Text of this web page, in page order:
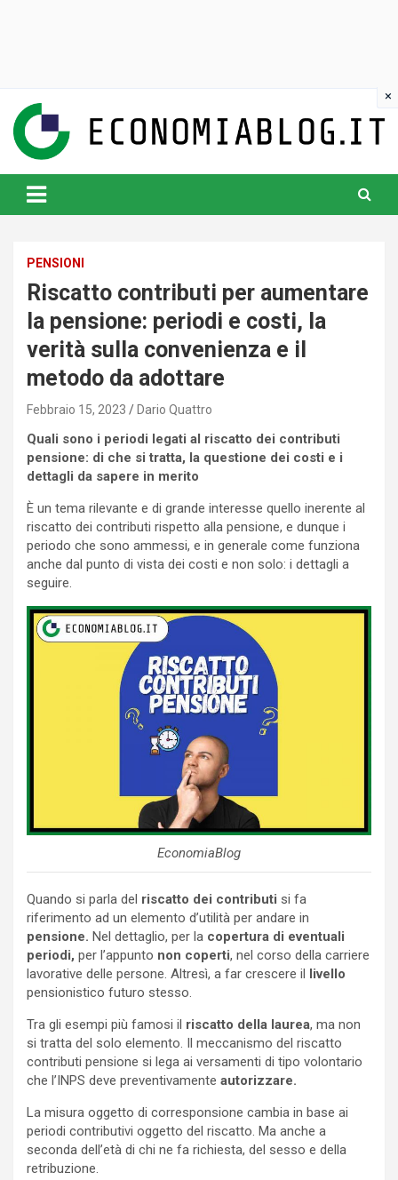
content
www.economiablog.it
PENSIONI
Riscatto contributi per aumentare
la pensione: periodi e costi, la
verità sulla convenienza e il
metodo da adottare
Febbraio 15, 2023 Dario Quattro
Quali sono i periodi legati al riscatto dei contributi
pensione: di che si tratta, la questione dei costi e i
dettagli da sapere in merito
È un tema rilevante e di grande interesse quello inerente al
riscatto dei contributi rispetto alla pensione, e dunque i
periodo che sono ammessi, e in generale come funziona
anche dal punto di vista dei costi e non solo: i dettagli a
seguire.
EconomiaBlog
Quando si parla del riscatto dei contributi si fa
riferimento ad un elemento d’utilità per andare in
pensione. Nel dettaglio, per la copertura di eventuali
periodi, per l’appunto non coperti, nel corso della carriere
lavorative delle persone. Altresì, a far crescere il livello
pensionistico futuro stesso.
Tra gli esempi più famosi il riscatto della laurea, ma non
si tratta del solo elemento. Il meccanismo del riscatto
contributi pensione si lega ai versamenti di tipo volontario
che l’INPS deve preventivamente autorizzare.
La misura oggetto di corresponsione cambia in base ai
periodi contributivi oggetto del riscatto. Ma anche a
seconda dell’età di chi ne fa richiesta, del sesso e della
retribuzione.